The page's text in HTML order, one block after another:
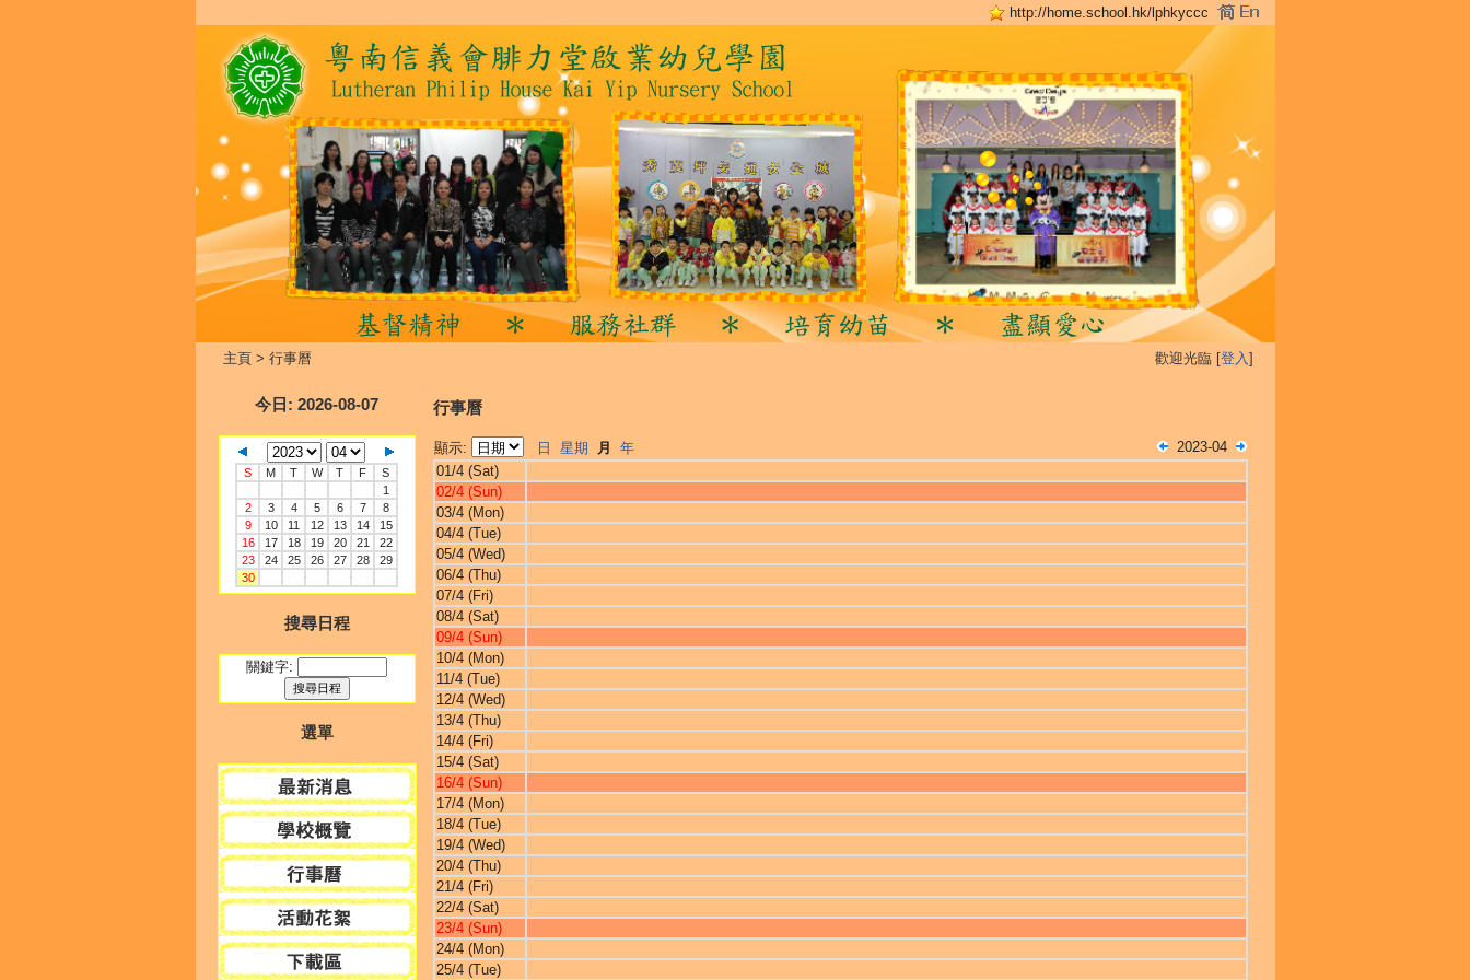
http://home.school.hk/lphkyccc
主頁> 行事曆 歡迎光臨 [登入]
今日 : 2026-08-07
S M T W T F
S
1
2
3 4 5 6 7
8
9
10 11 12 13 14
15
16
17 18 19 20 21
22
23
24 25 26 27 28
29
30
搜尋日程
關鍵字:
選單
行事曆
顯示: 日 星期 月 年
2023-04
01/4 (Sat)
02/4 (Sun)
03/4 (Mon)
04/4 (Tue)
05/4 (Wed)
06/4 (Thu)
07/4 (Fri)
08/4 (Sat)
09/4 (Sun)
10/4 (Mon)
11/4 (Tue)
12/4 (Wed)
13/4 (Thu)
14/4 (Fri)
15/4 (Sat)
16/4 (Sun)
17/4 (Mon)
18/4 (Tue)
19/4 (Wed)
20/4 (Thu)
21/4 (Fri)
22/4 (Sat)
23/4 (Sun)
24/4 (Mon)
25/4 (Tue)